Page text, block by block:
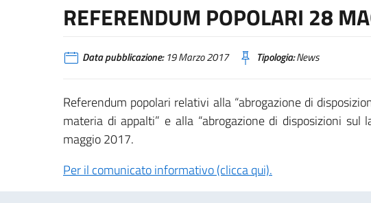
REFERENDUM POPOLARI 28
Data pubblicazione:19 Marzo 2017 Tipologia:News
Referendum popolari relativi alla “abrogazione di
materia di appalti” e alla “abrogazione di disposizioni sul
maggio 2017.
Per il comunicato informativo (clicca qui).